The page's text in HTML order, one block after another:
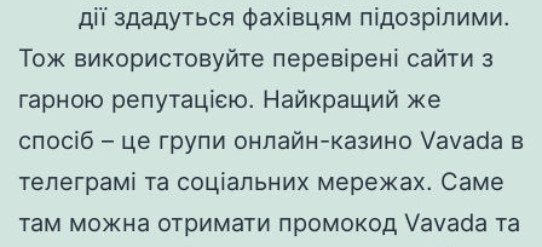
дії здадуться фахівцям підозрілими.
Тож використовуйте перевірені сайти з
гарною репутацією. Найкращий же
спосіб – це групи онлайн-казино Vavada в
телеграмі та соціальних мережах. Саме
там можна отримати промокод Vavada та